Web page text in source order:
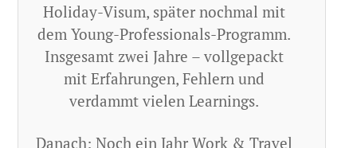
Holiday-Visum, später nochmal mit
dem Young-Professionals-Programm.
Insgesamt zwei Jahre – vollgepackt
mit Erfahrungen, Fehlern und
verdammt vielen Learnings.
Danach: Noch ein Jahr Work & Travel